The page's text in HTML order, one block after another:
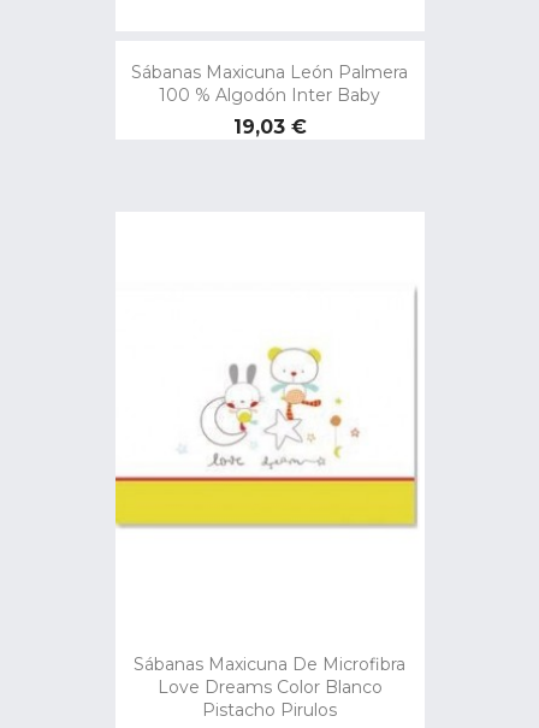
Sábanas Maxicuna León Palmera
100 % Algodón Inter Baby
Precio
19,03 €
Sábanas Maxicuna De Microfibra
Love Dreams Color Blanco
Pistacho Pirulos